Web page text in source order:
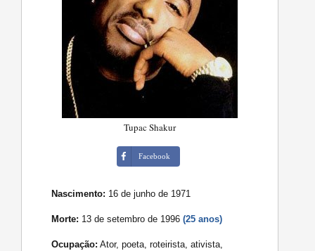
Tupac Shakur
Facebook
Nascimento: 16 de junho de 1971
Morte: 13 de setembro de 1996(25 anos)
Ocupação: Ator, poeta, roteirista, ativista,